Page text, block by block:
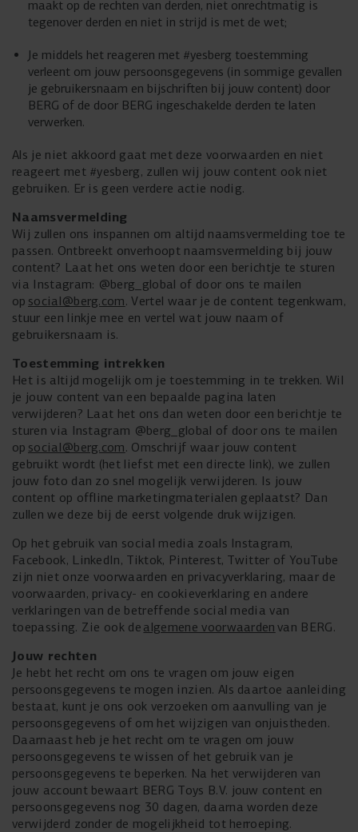
maakt op de rechten van derden, niet onrechtmatig is
tegenover derden en niet in strijd is met de wet;
Je middels het reageren met #yesberg toestemming
verleent om jouw persoonsgegevens (in sommige gevallen
je gebruikersnaam en bijschriften bij jouw content) door
BERG of de door BERG ingeschakelde derden te laten
verwerken.
Als je niet akkoord gaat met deze voorwaarden en niet
reageert met #yesberg, zullen wij jouw content ook niet
gebruiken. Er is geen verdere actie nodig.
Naamsvermelding
Wij zullen ons inspannen om altijd naamsvermelding toe te
passen. Ontbreekt onverhoopt naamsvermelding bij jouw
content? Laat het ons weten door een berichtje te sturen
via Instagram: @berg_global of door ons te mailen
op social@berg.com. Vertel waar je de content tegenkwam,
stuur een linkje mee en vertel wat jouw naam of
gebruikersnaam is.
Toestemming intrekken
Het is altijd mogelijk om je toestemming in te trekken. Wil
je jouw content van een bepaalde pagina laten
verwijderen? Laat het ons dan weten door een berichtje te
sturen via Instagram @berg_global of door ons te mailen
op social@berg.com. Omschrijf waar jouw content
gebruikt wordt (het liefst met een directe link), we zullen
jouw foto dan zo snel mogelijk verwijderen. Is jouw
content op offline marketingmaterialen geplaatst? Dan
zullen we deze bij de eerst volgende druk wijzigen.
Op het gebruik van social media zoals Instagram,
Facebook, LinkedIn, Tiktok, Pinterest, Twitter of YouTube
zijn niet onze voorwaarden en privacyverklaring, maar de
voorwaarden, privacy- en cookieverklaring en andere
verklaringen van de betreffende social media van
toepassing. Zie ook de algemene voorwaarden van BERG.
Jouw rechten
Je hebt het recht om ons te vragen om jouw eigen
persoonsgegevens te mogen inzien. Als daartoe aanleiding
bestaat, kunt je ons ook verzoeken om aanvulling van je
persoonsgegevens of om het wijzigen van onjuistheden.
Daarnaast heb je het recht om te vragen om jouw
persoonsgegevens te wissen of het gebruik van je
persoonsgegevens te beperken. Na het verwijderen van
jouw account bewaart BERG Toys B.V. jouw content en
persoonsgegevens nog 30 dagen, daarna worden deze
verwijderd zonder de mogelijkheid tot herroeping.